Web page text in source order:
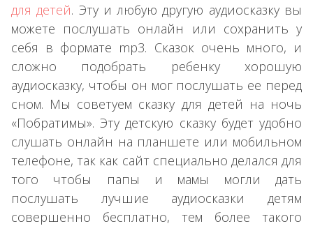
для детей. Эту и любую другую аудиосказку вы
можете послушать онлайн или сохранить у
себя в формате mp3. Сказок очень много, и
сложно подобрать ребенку хорошую
аудиосказку, чтобы он мог послушать ее перед
сном. Мы советуем сказку для детей на ночь
«Побратимы». Эту детскую сказку будет удобно
слушать онлайн на планшете или мобильном
телефоне, так как сайт специально делался для
того чтобы папы и мамы могли дать
послушать лучшие аудиосказки детям
совершенно бесплатно, тем более такого